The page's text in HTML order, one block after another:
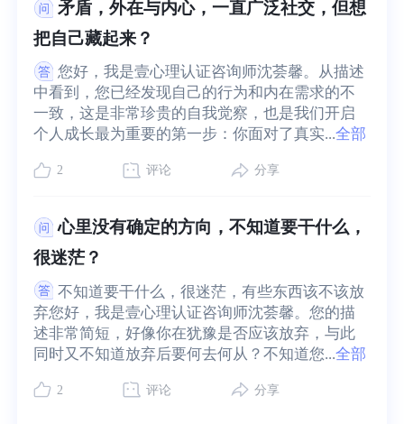
矛盾，外在与内心，一直广泛社交，但想
把自己藏起来？
您好，我是壹心理认证咨询师沈荟馨。从描述
中看到，您已经发现自己的行为和内在需求的不
一致，这是非常珍贵的自我觉察，也是我们开启
个人成长最为重要的第一步：你面对了真实...全部
2 评论 分享
心里没有确定的方向，不知道要干什么，
很迷茫？
不知道要干什么，很迷茫，有些东西该不该放
弃您好，我是壹心理认证咨询师沈荟馨。您的描
述非常简短，好像你在犹豫是否应该放弃，与此
同时又不知道放弃后要何去何从？不知道您...全部
2 评论 分享